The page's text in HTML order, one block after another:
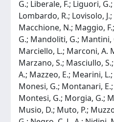
G.; Liberale, F.; Liguori, G.;
Lombardo, R.; Lovisolo,
Macchione, N.; Maggio,
G.; Mandoliti, G.; Mantini,
Marciello, L.; Marconi, A.
Marzano, S.; Masciullo,
A.; Mazzeo, E.; Mearini,
Monesi, G.; Montanari,
Montesi, G.; Morgia, G.;
Musio, D.; Muto, P.;